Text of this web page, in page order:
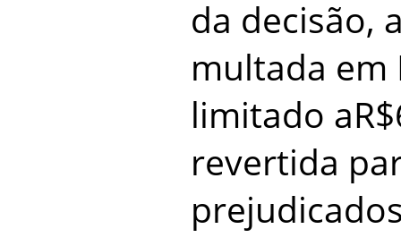
da decisão,
multada em
limitado
revertida